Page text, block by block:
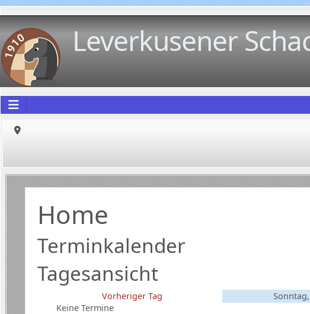
Leverkusener
Home
Terminkalender
Tagesansicht
Vorheriger Tag
Keine Termine